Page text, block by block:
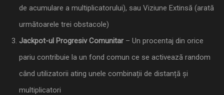
de acumulare a multiplicatorului), sau Viziune Extinsă (arată
următoarele trei obstacole)
Jackpot-ul Progresiv Comunitar– Un procentaj din orice
pariu contribuie la un fond comun ce se activează random
când utilizatorii ating unele combinații de distanță și
multiplicatori